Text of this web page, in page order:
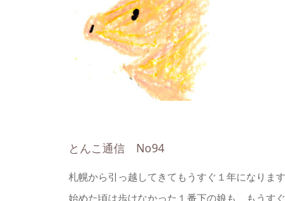
とんこ通信 No94
札幌から引っ越してきてもうすぐ１年になりま
始めた頃は歩けなかった１番下の娘も、もうす